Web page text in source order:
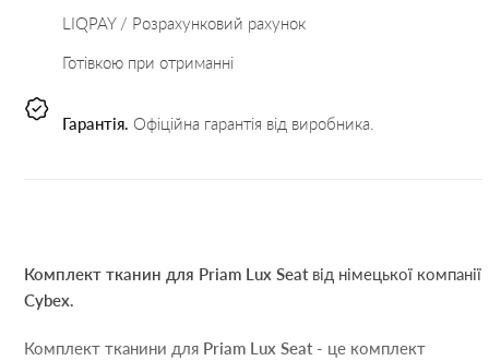
Комплект тканин для Priam Lux Seatвід німецької компанії
Cybex.
Комплект тканини для Priam Lux Seat- це комплект
LIQPAY / Розрахунковий рахунок
Готівкою при отриманні
Гарантія. Офіційна гарантія від виробника.